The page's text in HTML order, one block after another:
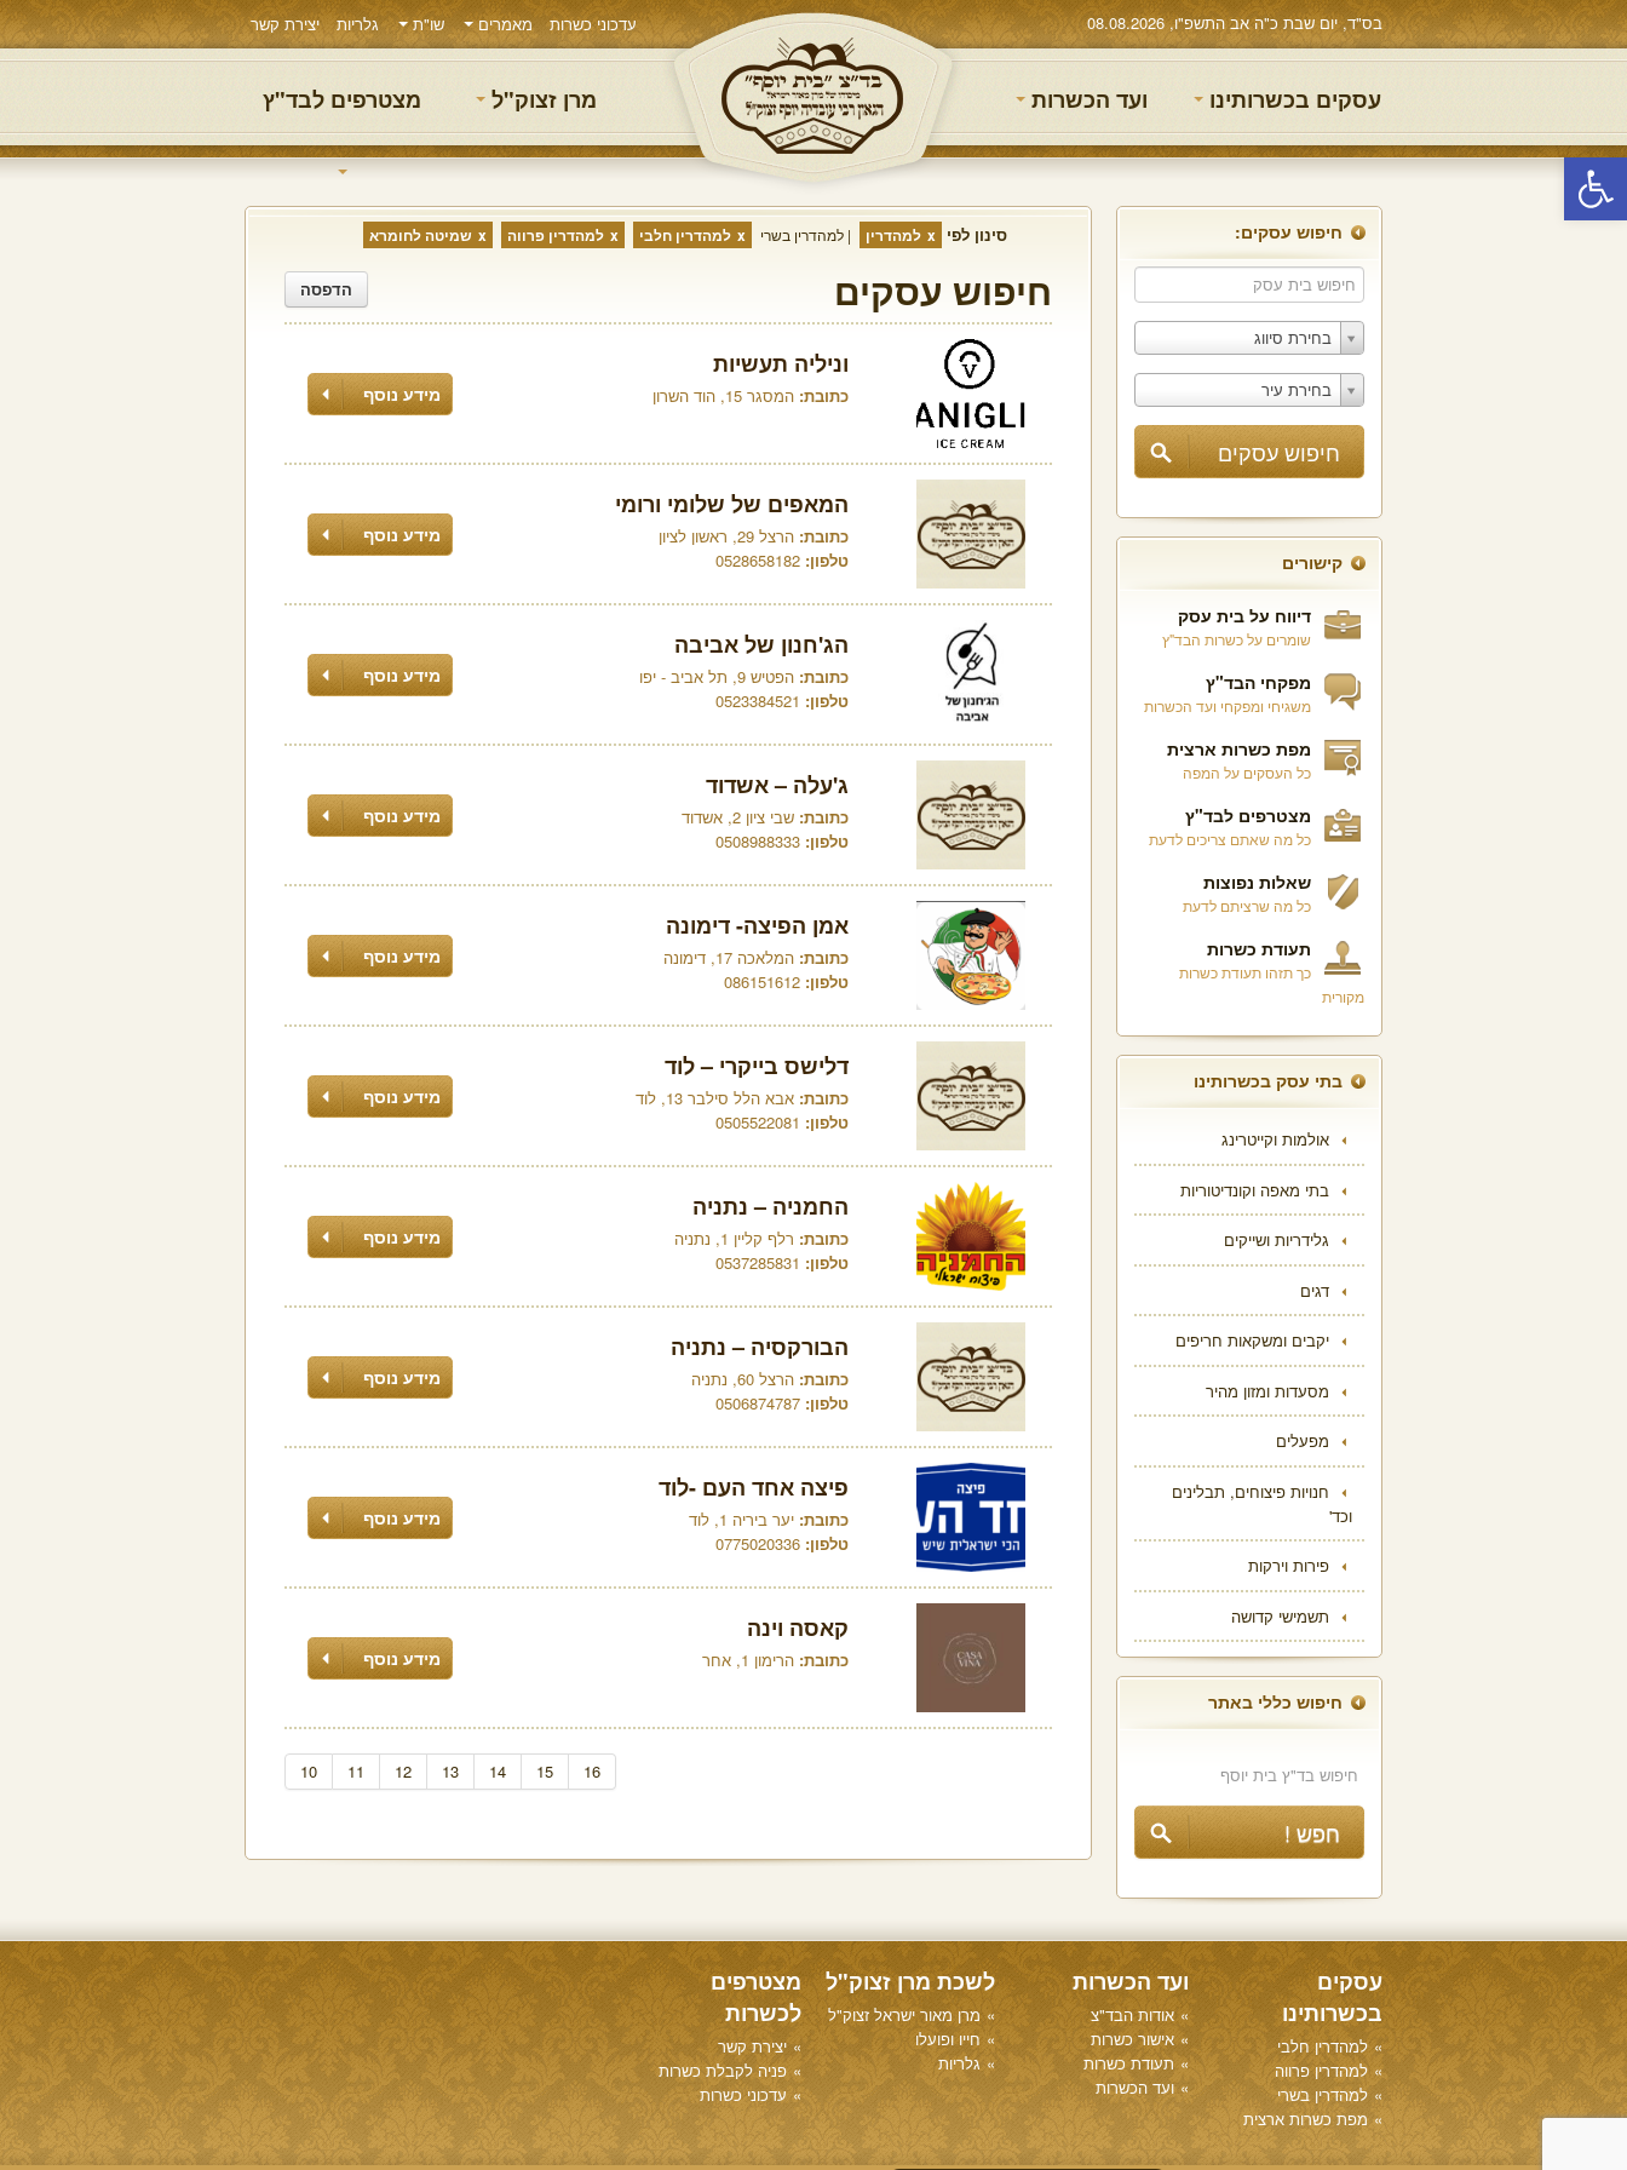
פתח סרגל נגישות
בס"ד, יום שבת כ"ה אב התשפ"ו, 08.08.2026 עדכוני כשרות מאמרים שו"ת גלריות יצירת קשר
עסקים בכשרותינו ועד הכשרות מרן זצוק"ל מצטרפים לבד"ץ
חיפוש עסקים:
בחירת סיווג
בחירת עיר
קישורים
דיווח על בית עסק
שומרים על כשרות הבד"ץ
מפקחי הבד"ץ
משגיחי ומפקחי ועד הכשרות
מפת כשרות ארצית
כל העסקים על המפה
מצטרפים לבד"ץ
כל מה שאתם צריכים לדעת
שאלות נפוצות
כל מה שרציתם לדעת
תעודת כשרות
כך תזהו תעודת כשרות
מקורית
בתי עסק בכשרותינו
אולמות וקייטרינג
בתי מאפה וקונדיטוריות
גלידריות ושייקים
דגים
יקבים ומשקאות חריפים
מסעדות ומזון מהיר
מפעלים
חנויות פיצוחים, תבלינים
וכד'
פירות וירקות
תשמישי קדושה
חיפוש כללי באתר
סינון לפי למהדרין למהדרין בשרי למהדרין חלבי למהדרין פרווה שמיטה לחומרא
חיפוש עסקים הדפסה
וניליה תעשיות
כתובת: המסגר 15, הוד השרון מידע נוסף
המאפים של שלומי ורומי
כתובת: הרצל 29, ראשון לציון
טלפון: 0528658182
מידע נוסף
הג'חנון של אביבה
כתובת: הפטיש 9, תל אביב - יפו
טלפון: 0523384521
מידע נוסף
ג'עלה – אשדוד
כתובת: שבי ציון 2, אשדוד
טלפון: 0508988333
מידע נוסף
אמן הפיצה- דימונה
כתובת: המלאכה 17, דימונה
טלפון: 086151612
מידע נוסף
דלישס בייקרי – לוד
כתובת: אבא הלל סילבר 13, לוד
טלפון: 0505522081
מידע נוסף
החמניה – נתניה
כתובת: רלף קליין 1, נתניה
טלפון: 0537285831
מידע נוסף
הבורקסיה – נתניה
כתובת: הרצל 60, נתניה
טלפון: 0506874787
מידע נוסף
פיצה אחד העם -לוד
כתובת: יער ביריה 1, לוד
טלפון: 0775020336
מידע נוסף
קאסה וינה
כתובת: הרימון 1, אחר מידע נוסף
10 11 12 13 14 15 16
עסקים
בכשרותינו
למהדרין חלבי
למהדרין פרווה
למהדרין בשרי
מפת כשרות ארצית
ועד הכשרות
אודות הבד"צ
אישור כשרות
תעודת כשרות
ועד הכשרות
לשכת מרן זצוק"ל
מרן מאור ישראל זצוק"ל
חייו ופועלו
גלריות
מצטרפים
לכשרות
יצירת קשר
פניה לקבלת כשרות
עדכוני כשרות